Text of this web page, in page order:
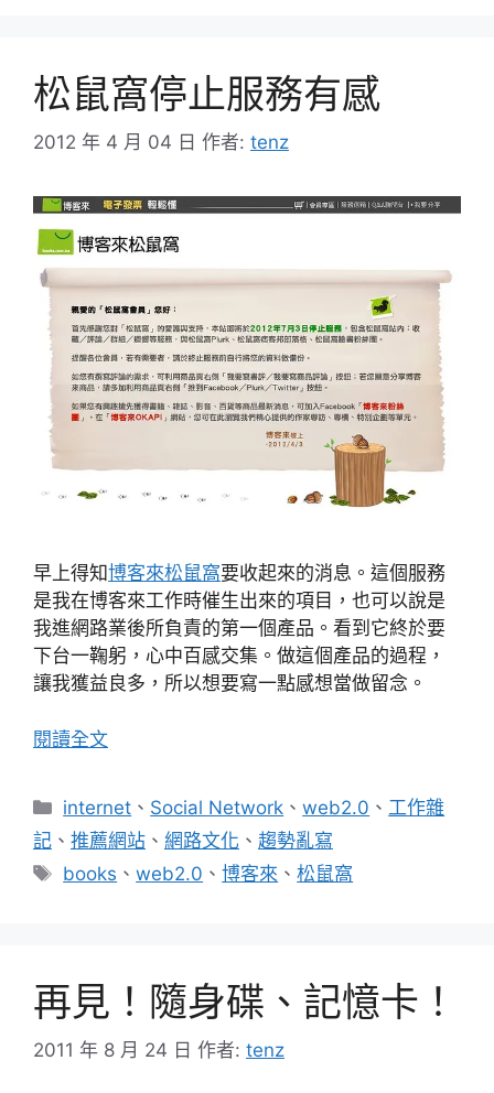
松鼠窩停止服務有感
2012 年 4 月 04 日 作者: tenz
早上得知博客來松鼠窩要收起來的消息。這個服務
是我在博客來工作時催生出來的項目，也可以說是
我進網路業後所負責的第一個產品。看到它終於要
下台一鞠躬，心中百感交集。做這個產品的過程，
讓我獲益良多，所以想要寫一點感想當做留念。
閱讀全文
分
類
internet 、 Social Network 、web2.0 、 工作雜
記 、 推薦網站 、 網路文化 、 趨勢亂寫
標
books 、web2.0 、博客來 、松鼠窩
再見！隨身碟、記憶卡！
2011 年 8 月 24 日 作者: tenz